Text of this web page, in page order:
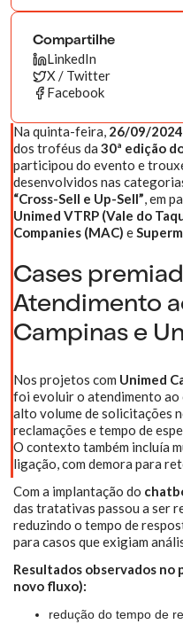
Na quinta-feira, 26/09/2024
dos troféus da 30ª edição
participou do evento e
desenvolvidos nas
“Cross-Sell e Up-Sell”, em
Unimed VTRP (Vale do
Companies (MAC) e
Cases
Atendimento
Campinas e
Nos projetos com Unimed
foi evoluir o atendimento ao
alto volume de solicitações
reclamações e tempo de
O contexto também incluía
ligação, com demora para
Com a implantação do
das tratativas passou a ser
reduzindo o tempo de
para casos que exigiam
Resultados observados
novo fluxo):
redução do tempo de
Compartilhe
LinkedIn
X / Twitter
Facebook